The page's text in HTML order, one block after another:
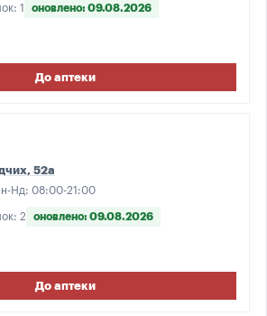
1 оновлено: 09.08.2026
До аптеки
52а
Нд: 08:00-21:00
2 оновлено: 09.08.2026
До аптеки